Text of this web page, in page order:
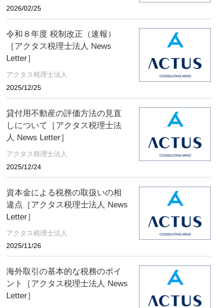
2026/02/25
令和８年度 税制改正（速報）
［アクタス税理士法人 News
Letter］
アクタス税理士法人
2025/12/25
貸付用不動産の評価方法の見直
しについて［アクタス税理士法
人 News Letter］
アクタス税理士法人
2025/12/24
資本金による税務の取扱いの相
違点［アクタス税理士法人 News
Letter］
アクタス税理士法人
2025/11/26
海外取引の基本的な税務のポイ
ント［アクタス税理士法人 News
Letter］